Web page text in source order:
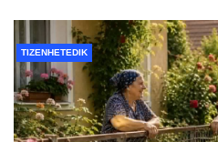
TIZENHETEDIK